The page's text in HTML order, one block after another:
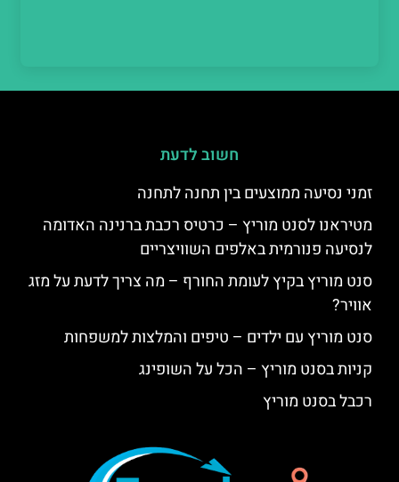
חשוב לדעת
זמני נסיעה ממוצעים בין תחנה לתחנה
מטיראנו לסנט מוריץ – כרטיס רכבת ברנינה האדומה
לנסיעה פנורמית באלפים השוויצריים
סנט מוריץ בקיץ לעומת החורף – מה צריך לדעת על מזג
אוויר?
סנט מוריץ עם ילדים – טיפים והמלצות למשפחות
קניות בסנט מוריץ – הכל על השופינג
רכבל בסנט מוריץ